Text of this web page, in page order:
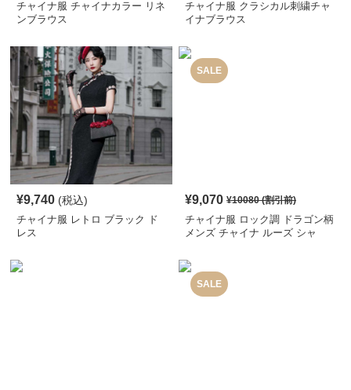
チャイナ服 チャイナカラー リネ
ンブラウス
チャイナ服 クラシカル刺繍チャ
イナブラウス
¥9,740 (税込)
チャイナ服 レトロ ブラック ド
レス
SALE
¥9,070 ¥10080(割引前)
チャイナ服 ロック調 ドラゴン柄
メンズ チャイナ ルーズ シャ
SALE